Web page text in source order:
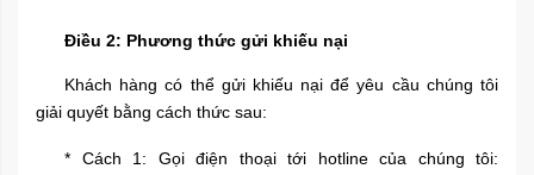
Điều 2: Phương thức gửi khiếu nại
Khách hàng có thể gửi khiếu nại để yêu cầu chúng tôi
giải quyết bằng cách thức sau:
* Cách 1: Gọi điện thoại tới hotline của chúng tôi: